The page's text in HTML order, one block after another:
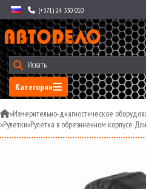
(+371) 24 330 010
Категории
»Измерительно-диагностическое
»Рулетки»Рулетка в обрезиненном корпусе